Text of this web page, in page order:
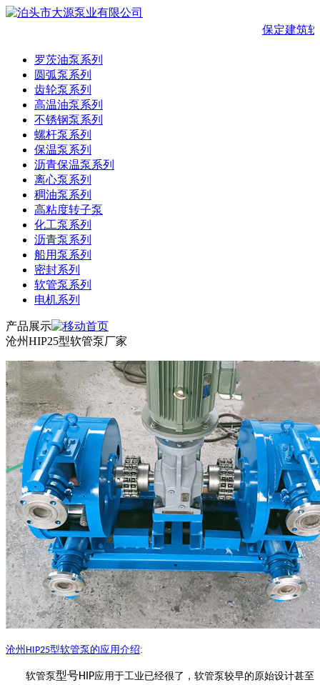
保定建筑软
罗茨油泵系列
圆弧泵系列
齿轮泵系列
高温油泵系列
不锈钢泵系列
螺杆泵系列
保温泵系列
沥青保温泵系列
离心泵系列
稠油泵系列
高粘度转子泵
化工泵系列
沥青泵系列
船用泵系列
密封系列
软管泵系列
电机系列
产品展示
沧州HIP25型软管泵厂家
沧州 HIP25型软管泵 的应用介绍:
软管泵型号HIP应用于工业已经很了，软管泵较早的原始设计甚至